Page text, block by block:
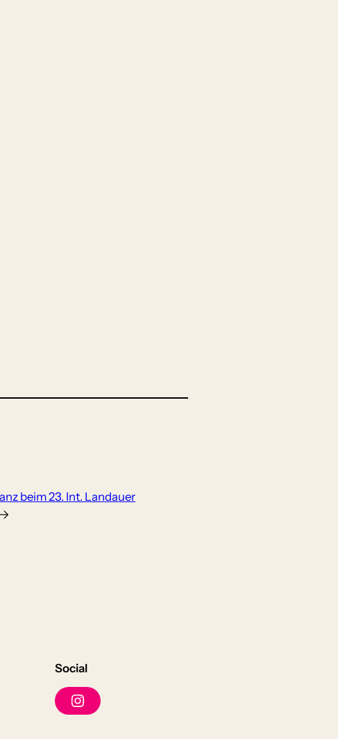
beim 23. Int. Landauer
→
Social
I
n